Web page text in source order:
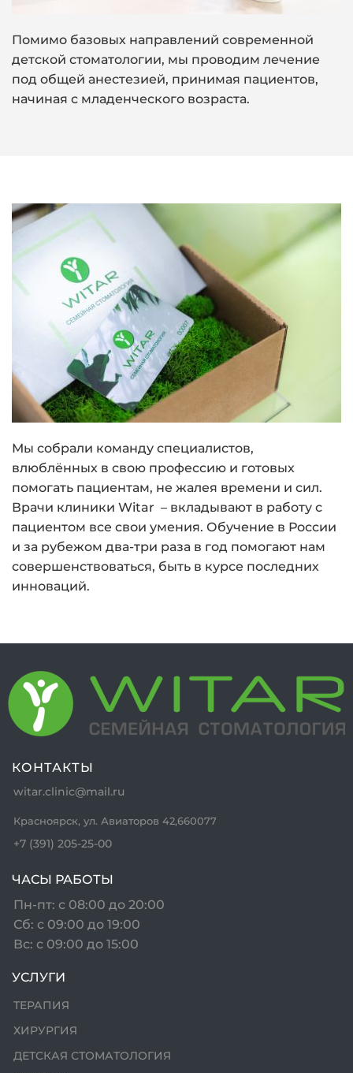
Помимо базовых направлений современной
детской стоматологии, мы проводим лечение
под общей анестезией, принимая пациентов,
начиная с младенческого возраста.
Мы собрали команду специалистов,
влюблённых в свою профессию и готовых
помогать пациентам, не жалея времени и сил.
Врачи клиники Witar – вкладывают в работу с
пациентом все свои умения. Обучение в России
и за рубежом два-три раза в год помогают нам
совершенствоваться, быть в курсе последних
инноваций.
КОНТАКТЫ
witar.clinic@mail.ru
Красноярск, ул. Авиаторов 42,660077
+7 (391) 205-25-00
ЧАСЫ РАБОТЫ
Пн-пт: с 08:00 до 20:00
Сб: с 09:00 до 19:00
Вс: с 09:00 до 15:00
УСЛУГИ
ТЕРАПИЯ
ХИРУРГИЯ
ДЕТСКАЯ СТОМАТОЛОГИЯ